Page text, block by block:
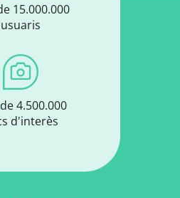
15.000.000
usuaris
4.500.000
d'interès